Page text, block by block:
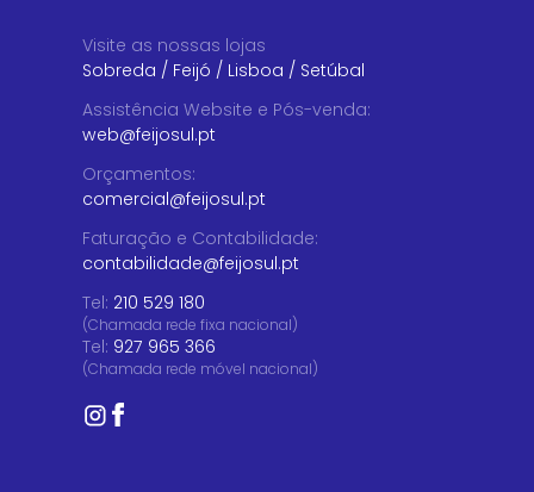
Visite as nossas lojas
Sobreda / Feijó / Lisboa / Setúbal
Assistência Website e Pós-venda:
web@feijosul.pt
Orçamentos:
comercial@feijosul.pt
Faturação e Contabilidade:
contabilidade@feijosul.pt
Tel: 210 529 180
(Chamada rede fixa nacional)
Tel: 927 965 366
(Chamada rede móvel nacional)